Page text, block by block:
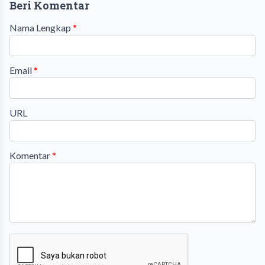
Beri Komentar
Nama Lengkap *
Email*
URL
Komentar*